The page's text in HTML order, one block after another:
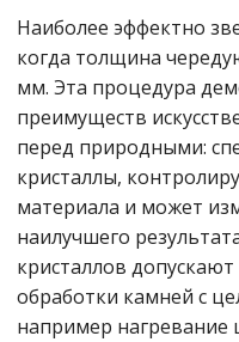
Наиболее эффектно
когда толщина
мм. Эта процедура
преимуществ
перед природными:
кристаллы,
материала и может
наилучшего
кристаллов
обработки камней с
например